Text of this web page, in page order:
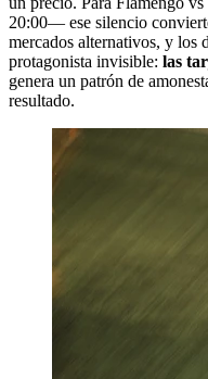
20:00— ese silencio
mercados alternativos, y los
protagonista invisible: las
genera un patrón de
resultado.